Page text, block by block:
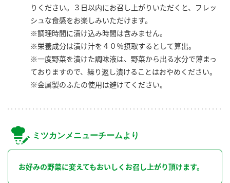
りください。３日以内にお召し上がりいただくと、フレッ
シュな食感をお楽しみいただけます。
※調理時間に漬け込み時間は含みません。
※栄養成分は漬け汁を４０％摂取するとして算出。
※一度野菜を漬けた調味液は、野菜から出る水分で薄まっ
ておりますので、繰り返し漬けることはおやめください。
※金属製のふたの使用は避けてください。
ミツカンメニューチームより
お好みの野菜に変えてもおいしくお召し上がり頂けます。